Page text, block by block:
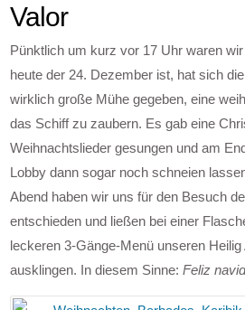
Valor
Pünktlich um kurz vor 17 Uhr waren
heute der 24. Dezember ist, hat sich
wirklich große Mühe gegeben, eine
das Schiff zu zaubern. Es gab eine
Weihnachtslieder gesungen und am
Lobby dann sogar noch schneien
Abend haben wir uns für den Besuch
entschieden und ließen bei einer
leckeren 3-Gänge-Menü unseren
ausklingen. In diesem Sinne:Feliz